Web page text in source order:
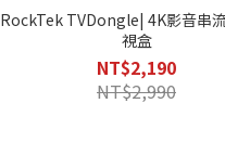
RockTek TVDongle| 4K影音串
視盒
NT$2,190
NT$2,990